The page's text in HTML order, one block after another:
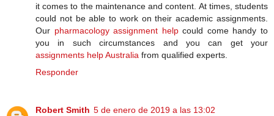
it comes to the maintenance and content. At times, students
could not be able to work on their academic assignments.
Our pharmacology assignment helpcould come handy to
you in such circumstances and you can get your
assignments help Australia from qualified experts.
Responder
Robert Smith 5 de enero de 2019 a las 13:02